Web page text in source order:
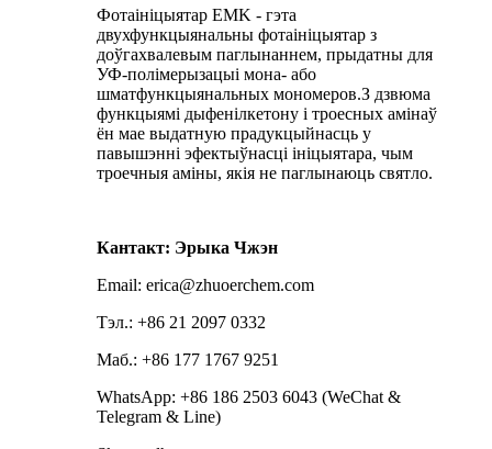
Фотаініцыятар EMK - гэта
двухфункцыянальны фотаініцыятар з
доўгахвалевым паглынаннем, прыдатны для
УФ-полімерызацыі мона- або
шматфункцыянальных мономеров.З дзвюма
функцыямі дыфенілкетону і троесных амінаў
ён мае выдатную прадукцыйнасць у
павышэнні эфектыўнасці ініцыятара, чым
троечныя аміны, якія не паглынаюць святло.
Кантакт: Эрыка Чжэн
Email: erica@zhuoerchem.com
Тэл.: +86 21 2097 0332
Маб.: +86 177 1767 9251
WhatsApp: +86 186 2503 6043 (WeChat &
Telegram & Line)